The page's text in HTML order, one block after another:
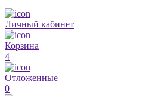
Личный кабинет
Корзина
4
Отложенные
0